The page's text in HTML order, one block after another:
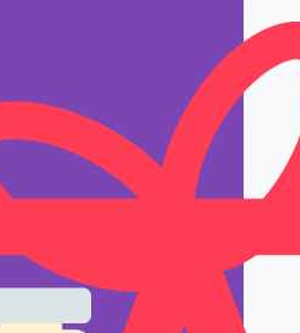
Ручки
Подставки